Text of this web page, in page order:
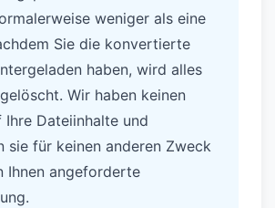
weniger als eine
Sie die konvertierte
haben, wird alles
Wir haben keinen
Dateiinhalte und
sie für keinen anderen Zweck
Ihnen angeforderte